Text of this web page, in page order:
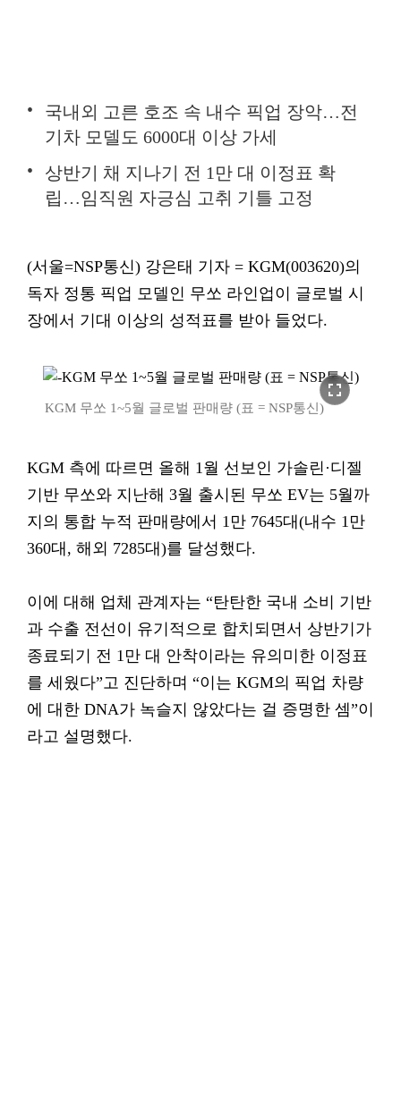
국내외 고른 호조 속 내수 픽업 장악…전
기차 모델도 6000대 이상 가세
상반기 채 지나기 전 1만 대 이정표 확
립…임직원 자긍심 고취 기틀 고정
(서울=NSP통신) 강은태 기자 = KGM(003620)의
독자 정통 픽업 모델인 무쏘 라인업이 글로벌 시
장에서 기대 이상의 성적표를 받아 들었다.
fullscreen
KGM 무쏘 1~5월 글로벌 판매량 (표 = NSP통신)
KGM 측에 따르면 올해 1월 선보인 가솔린·디젤
기반 무쏘와 지난해 3월 출시된 무쏘 EV는 5월까
지의 통합 누적 판매량에서 1만 7645대(내수 1만
360대, 해외 7285대)를 달성했다.
이에 대해 업체 관계자는 “탄탄한 국내 소비 기반
과 수출 전선이 유기적으로 합치되면서 상반기가
종료되기 전 1만 대 안착이라는 유의미한 이정표
를 세웠다”고 진단하며 “이는 KGM의 픽업 차량
에 대한 DNA가 녹슬지 않았다는 걸 증명한 셈”이
라고 설명했다.